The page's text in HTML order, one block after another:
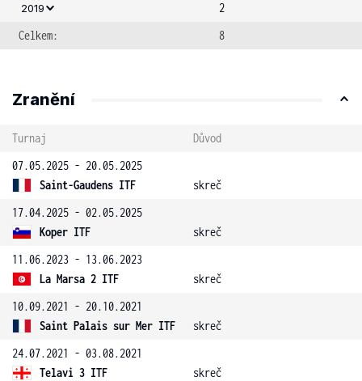
2019
2
Celkem:
8
Zranění
Turnaj
Důvod
07.05.2025 - 20.05.2025
Saint-Gaudens ITF
skreč
17.04.2025 - 02.05.2025
Koper ITF
skreč
11.06.2023 - 13.06.2023
La Marsa 2 ITF
skreč
10.09.2021 - 20.10.2021
Saint Palais sur Mer ITF
skreč
24.07.2021 - 03.08.2021
Telavi 3 ITF
skreč